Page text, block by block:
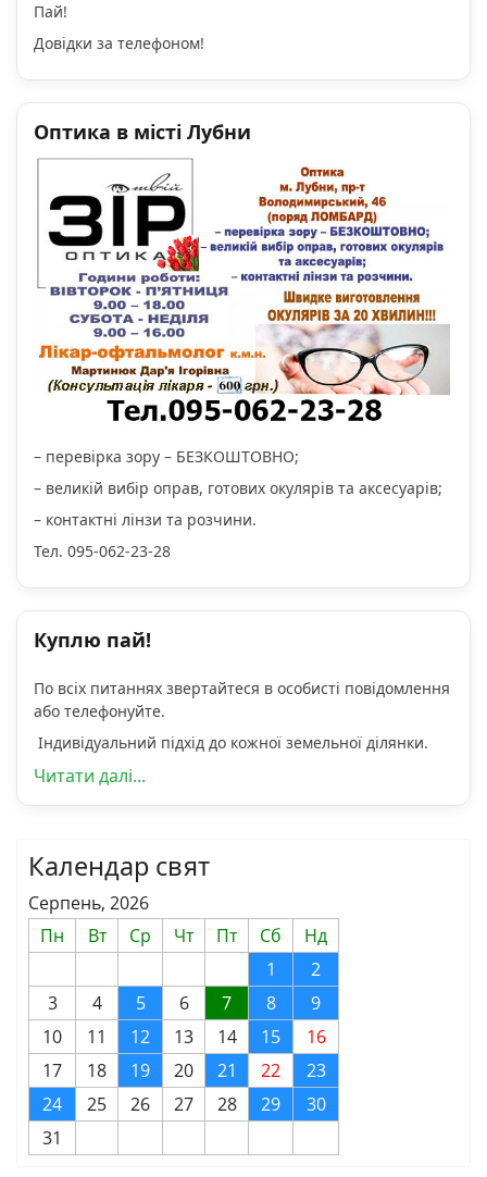
Пай!
Довідки за телефоном!
Оптика в місті Лубни
– перевірка зору – БЕЗКОШТОВНО;
– великій вибір оправ, готових окулярів та аксесуарів;
– контактні лінзи та розчини.
Тел. 095-062-23-28
Куплю пай!
По всіх питаннях звертайтеся в особисті повідомлення
або телефонуйте.
Індивідуальний підхід до кожної земельної ділянки.
Читати далі...
Календар свят
Серпень, 2026
Пн
Вт Ср Чт Пт Сб
Нд
1
2
3
4 5 6 7 8
9
10
11 12 13 14 15
16
17
18 19 20 21 22
23
24
25 26 27 28 29
30
31